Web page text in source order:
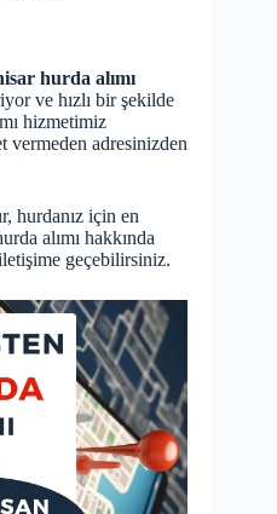
hurda alımı
ve hızlı bir şekilde
hizmetimiz
vermeden adresinizden
hurdanız için en
alımı hakkında
geçebilirsiniz.